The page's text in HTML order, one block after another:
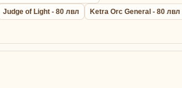
Judge of Light - 80 лвл Ketra Orc General - 80 лвл